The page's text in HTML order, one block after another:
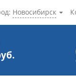
Новосибирск